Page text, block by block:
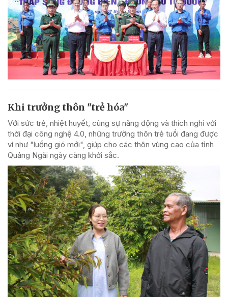
Khi trưởng thôn "trẻ hóa"
Với sức trẻ, nhiệt huyết, cùng sự năng động và thích nghi với
thời đại công nghệ 4.0, những trưởng thôn trẻ tuổi đang được
ví như "luồng gió mới", giúp cho các thôn vùng cao của tỉnh
Quảng Ngãi ngày càng khởi sắc.